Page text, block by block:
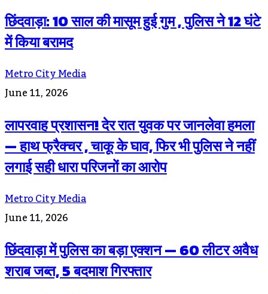
छिंदवाड़ा: 10 साल की मासूम हुई गुम , पुलिस ने 12 घंटे
में किया बरामद
Metro City Media
June 11, 2026
लापरवाह प्रशासन! देर रात युवक पर जानलेवा हमला
— हाथ फ्रैक्चर , चाकू के घाव, फिर भी पुलिस ने नहीं
लगाई सही धारा परिजनों का आरोप
Metro City Media
June 11, 2026
छिंदवाड़ा में पुलिस का बड़ा एक्शन — 60 लीटर अवैध
शराब जब्त, 5 बदमाश गिरफ्तार